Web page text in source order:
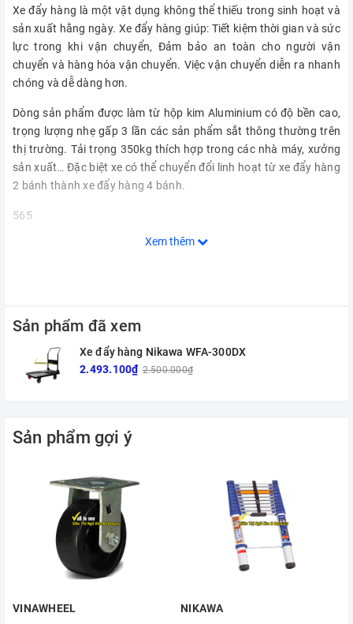
Xe đẩy hàng là một vật dụng không thể thiếu trong sinh hoạt và
sản xuất hằng ngày. Xe đẩy hàng giúp: Tiết kiệm thời gian và sức
lực trong khi vận chuyển, Đảm bảo an toàn cho người vận
chuyển và hàng hóa vận chuyển. Việc vận chuyển diễn ra nhanh
chóng và dễ dàng hơn.
Dòng sản phẩm được làm từ hộp kim Aluminium có độ bền cao,
trọng lượng nhẹ gấp 3 lần các sản phẩm sắt thông thường trên
thị trường. Tải trọng 350kg thích hợp trong các nhà máy, xưởng
sản xuất… Đặc biệt xe có thể chuyển đổi linh hoạt từ xe đẩy hàng
2 bánh thành xe đẩy hàng 4 bánh.
565
Xem thêm
Sản phẩm đã xem
Xe đẩy hàng Nikawa WFA-300DX
2.493.100₫ 2.500.000₫
Sản phẩm gợi ý
VINAWHEEL
NIKAWA